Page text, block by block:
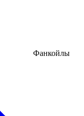
Фанкойлы